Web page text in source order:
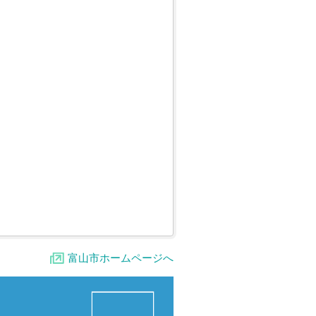
富山市ホームページへ